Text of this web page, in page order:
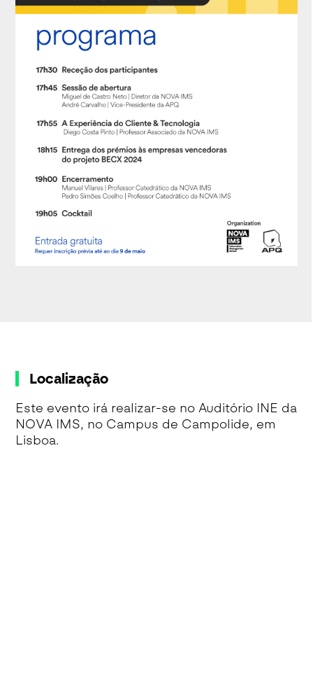
Localização
Este evento irá realizar-se no Auditório INE da
NOVA IMS, no Campus de Campolide, em
Lisboa.